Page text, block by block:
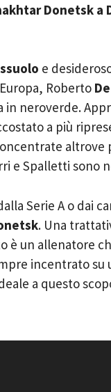
Donetsk
e
Roberto
in neroverde.
a più
e Spalletti sono
Serie A o dai
. Una
è un allenatore
incentrato
a questo